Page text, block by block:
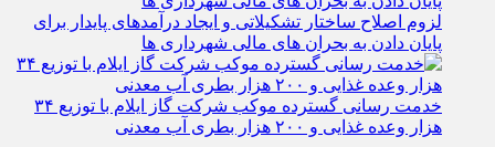
لزوم اصلاح ساختار تشکیلاتی و ایجاد درآمدهای پایدار برای
پایان دادن به بحران‌ های مالی شهرداری‌ ها
خدمت رسانی گسترده موکب شرکت گاز ایلام با توزیع ۳۴
هزار وعده غذایی و ۲۰۰ هزار بطری آب معدنی